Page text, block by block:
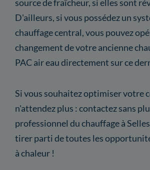
source de fraîcheur, si elles sont
D'ailleurs, si vous possédez un
chauffage central, vous pouvez
changement de votre ancienne
PAC air eau directement sur ce
Si vous souhaitez optimiser votre
n'attendez plus : contactez sans
professionnel du chauffage à
tirer parti de toutes les
à chaleur !